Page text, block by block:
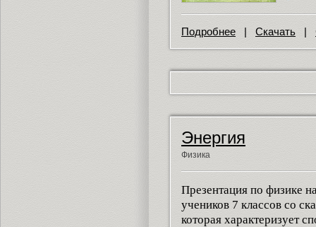
Подробнее | Скачать |
Энергия
Физика
Презентация по физике
учеников 7 классов со
которая характеризует